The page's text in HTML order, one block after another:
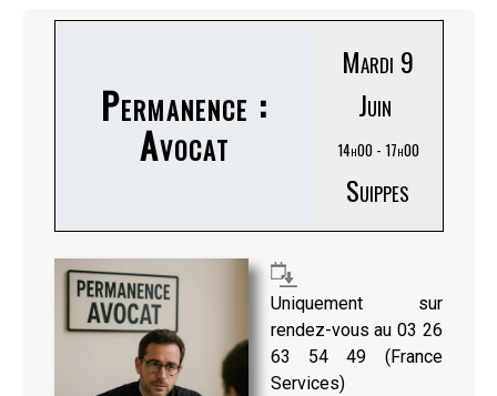
Permanence :
Avocat
Mardi 9
Juin
14h00 - 17h00
Suippes
Uniquement sur
rendez-vous au 03 26
63 54 49 (France
Services)